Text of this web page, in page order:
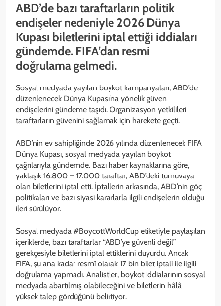
ABD’de bazı taraftarların politik
endişeler nedeniyle 2026 Dünya
Kupası biletlerini iptal ettiği iddiaları
gündemde. FIFA’dan resmi
doğrulama gelmedi.
Sosyal medyada yayılan boykot kampanyaları, ABD’de
düzenlenecek Dünya Kupası’na yönelik güven
endişelerini gündeme taşıdı. Organizasyon yetkilileri
taraftarların güvenini sağlamak için harekete geçti.
ABD’nin ev sahipliğinde 2026 yılında düzenlenecek FIFA
Dünya Kupası, sosyal medyada yayılan boykot
çağrılarıyla gündemde. Bazı haber kaynaklarına göre,
yaklaşık 16.800 – 17.000 taraftar, ABD’deki turnuvaya
olan biletlerini iptal etti. İptallerin arkasında, ABD’nin göç
politikaları ve bazı siyasi kararlarla ilgili endişelerin olduğu
ileri sürülüyor.
Sosyal medyada #BoycottWorldCup etiketiyle paylaşılan
içeriklerde, bazı taraftarlar “ABD’ye güvenli değil”
gerekçesiyle biletlerini iptal ettiklerini duyurdu. Ancak
FIFA, şu ana kadar resmî olarak 17 bin bilet iptali ile ilgili
doğrulama yapmadı. Analistler, boykot iddialarının sosyal
medyada abartılmış olabileceğini ve biletlerin hâlâ
yüksek talep gördüğünü belirtiyor.